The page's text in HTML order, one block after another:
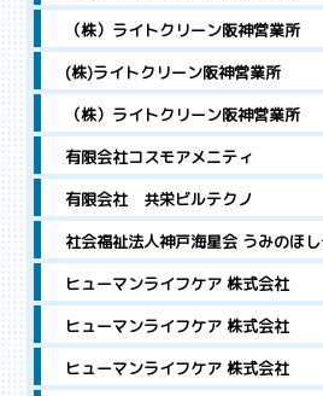
（株）ライトクリーン阪神営業所
(株)ライトクリーン阪神営業所
（株）ライトクリーン阪神営業所
有限会社コスモアメニティ
有限会社 共栄ビルテクノ
社会福祉法人神戸海星会 うみのほ
ヒューマンライフケア 株式会社
ヒューマンライフケア 株式会社
ヒューマンライフケア 株式会社